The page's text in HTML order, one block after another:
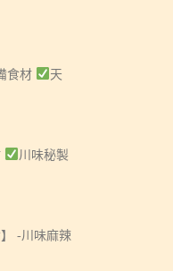
食材 天
川味秘製
-川味麻辣